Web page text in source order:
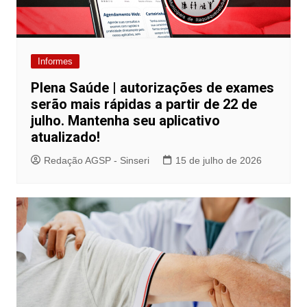
Informes
Plena Saúde | autorizações de exames
serão mais rápidas a partir de 22 de
julho. Mantenha seu aplicativo
atualizado!
Redação AGSP - Sinseri 15 de julho de 2026